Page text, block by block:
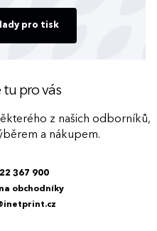
pro tisk
pro vás
z našich odborníků,
a nákupem.
367 900
obchodníky